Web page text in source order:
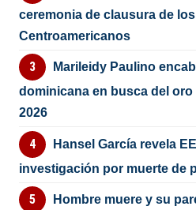
ceremonia de clausura de
Centroamericanos
Marileidy Paulino
dominicana en busca del
2026
Hansel García revela
investigación por muerte de
Hombre muere y su